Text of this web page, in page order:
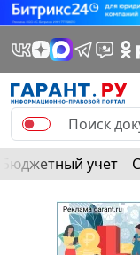
Бюджетный учет